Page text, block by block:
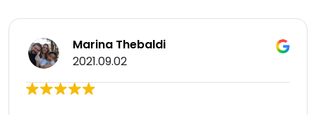
Marina Thebaldi
2021.09.02